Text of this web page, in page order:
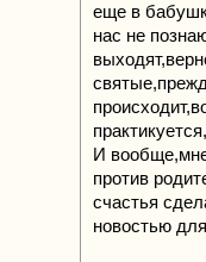
еще в
нас не
И
против
счастья
новостью